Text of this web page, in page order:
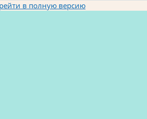
в полную версию